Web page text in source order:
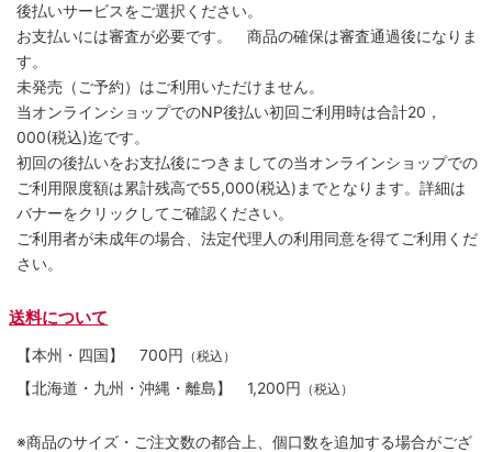
後払いサービスをご選択ください。
お支払いには審査が必要です。 商品の確保は審査通過後になりま
す。
未発売（ご予約）はご利用いただけません。
当オンラインショップでのNP後払い初回ご利用時は合計20，
000(税込)迄です。
初回の後払いをお支払後につきましての当オンラインショップでの
ご利用限度額は累計残高で55,000(税込)までとなります。詳細は
バナーをクリックしてご確認ください。
ご利用者が未成年の場合、法定代理人の利用同意を得てご利用くだ
さい。
送料について
【本州・四国】 700円 （税込）
【北海道・九州・沖縄・離島】 1,200円 （税込）
※商品のサイズ・ご注文数の都合上、個口数を追加する場合がござ